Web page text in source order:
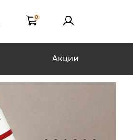
0
Акции